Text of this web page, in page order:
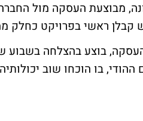
בוצע בהצלחה בשבוע
ההודי, בו הוכחו שוב